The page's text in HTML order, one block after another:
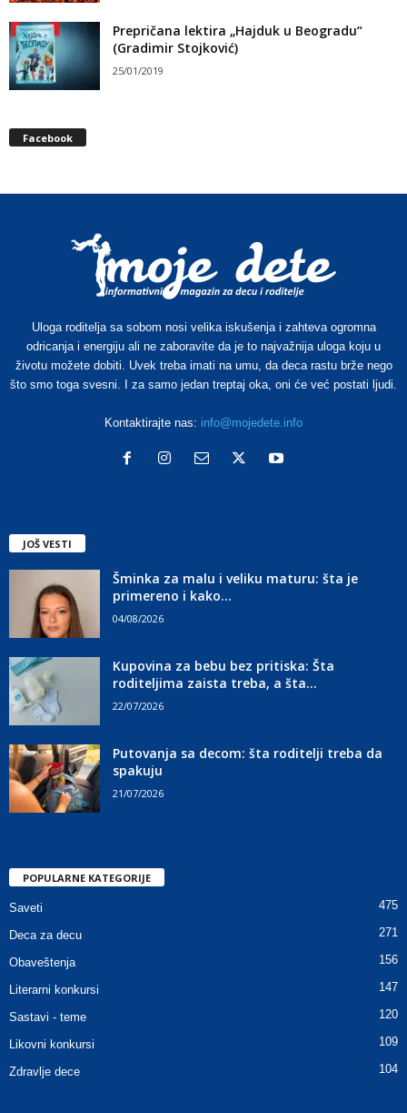
Prepričana lektira „Hajduk u Beogradu“
(Gradimir Stojković)
25/01/2019
Facebook
Uloga roditelja sa sobom nosi velika iskušenja i zahteva ogromna
odricanja i energiju ali ne zaboravite da je to najvažnija uloga koju u
životu možete dobiti. Uvek treba imati na umu, da deca rastu brže nego
što smo toga svesni. I za samo jedan treptaj oka, oni će već postati ljudi.
Kontaktirajte nas: info@mojedete.info
JOŠ VESTI
Šminka za malu i veliku maturu: šta je
primereno i kako...
04/08/2026
Kupovina za bebu bez pritiska: Šta
roditeljima zaista treba, a šta...
22/07/2026
Putovanja sa decom: šta roditelji treba da
spakuju
21/07/2026
POPULARNE KATEGORIJE
Saveti 475
Deca za decu 271
Obaveštenja 156
Literarni konkursi 147
Sastavi - teme 120
Likovni konkursi 109
Zdravlje dece 104